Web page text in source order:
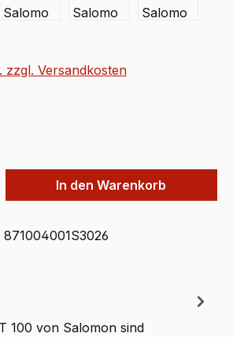
zzgl. Versandkosten
Gib den
In den Warenkorb
871004001S3026
100 von Salomon sind